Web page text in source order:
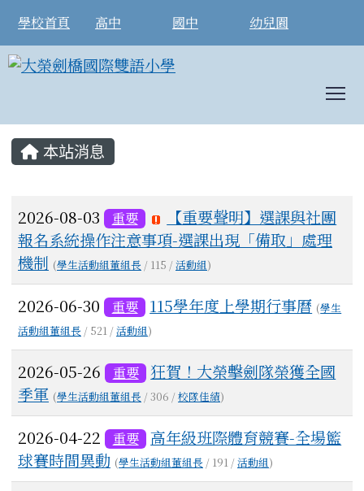
學校首頁 高中 國中 幼兒園
本站消息
文章列表
2026-08-03 重要
【重要聲明】選課與社團
報名系統操作注意事項-選課出現「備取」處理
機制 (學生活動組董組長 / 115 /活動組)
2026-06-30 重要 115學年度上學期行事曆 (學生
活動組董組長 / 521 /活動組)
2026-05-26 重要
狂賀！大榮擊劍隊榮獲全國
季軍 (學生活動組董組長 / 306 /校隊佳績)
2026-04-22 重要
高年級班際體育競賽-全場籃
球賽時間異動 (學生活動組董組長 / 191 /活動組)